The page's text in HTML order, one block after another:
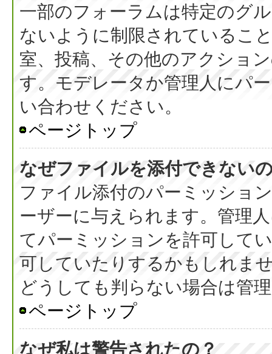
一部のフォーラムは特定のグ
ないように制限されているこ
室、投稿、その他のアクショ
す。モデレータか管理人にパ
い合わせください。
ページトップ
なぜファイルを添付できない
ファイル添付のパーミッショ
ーザーに与えられます。管理
てパーミッションを許可して
可していたりするかもしれま
どうしても判らない場合は管
ページトップ
なぜ私は警告されたの？